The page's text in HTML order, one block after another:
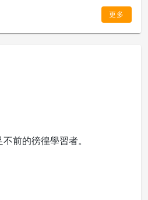
更多
前的徬徨學習者。